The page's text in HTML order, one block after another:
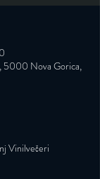
5000 Nova Gorica,
Vinilvečeri